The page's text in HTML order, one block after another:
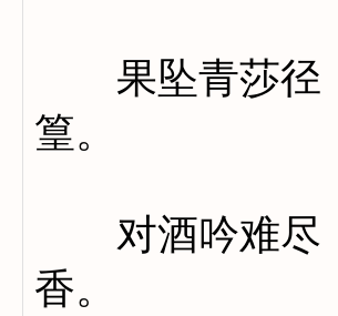
果坠青莎径，
篁。
对酒吟难尽，
香。